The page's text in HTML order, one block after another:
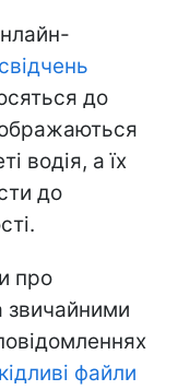
до
водія, а їх
до
про
звичайними
файли